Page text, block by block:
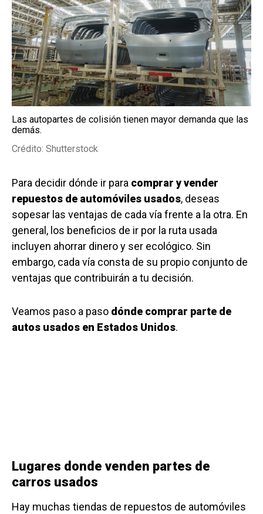
Las autopartes de colisión tienen mayor demanda que las
demás.
Crédito: Shutterstock
Para decidir dónde ir para comprar y vender
repuestos de automóviles usados, deseas
sopesar las ventajas de cada vía frente a la otra. En
general, los beneficios de ir por la ruta usada
incluyen ahorrar dinero y ser ecológico. Sin
embargo, cada vía consta de su propio conjunto de
ventajas que contribuirán a tu decisión.
Veamos paso a paso dónde comprar parte de
autos usados en Estados Unidos.
Lugares donde venden partes de
carros usados
Hay muchas tiendas de repuestos de automóviles